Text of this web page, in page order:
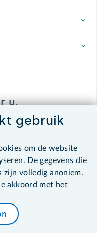
u.
gebruik
om de website
De gegevens die
zijn volledig anoniem.
akkoord met het